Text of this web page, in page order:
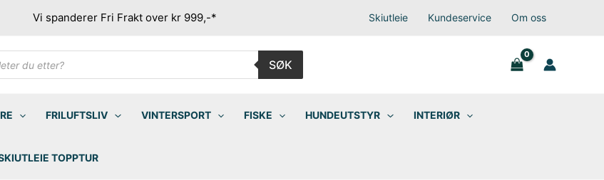
Vi spanderer Fri Frakt over kr 999,-* Skiutleie Kundeservice Om oss
SØK
FRILUFTSLIV VINTERSPORT FISKE HUNDEUTSTYR INTERIØR
TOPPTUR